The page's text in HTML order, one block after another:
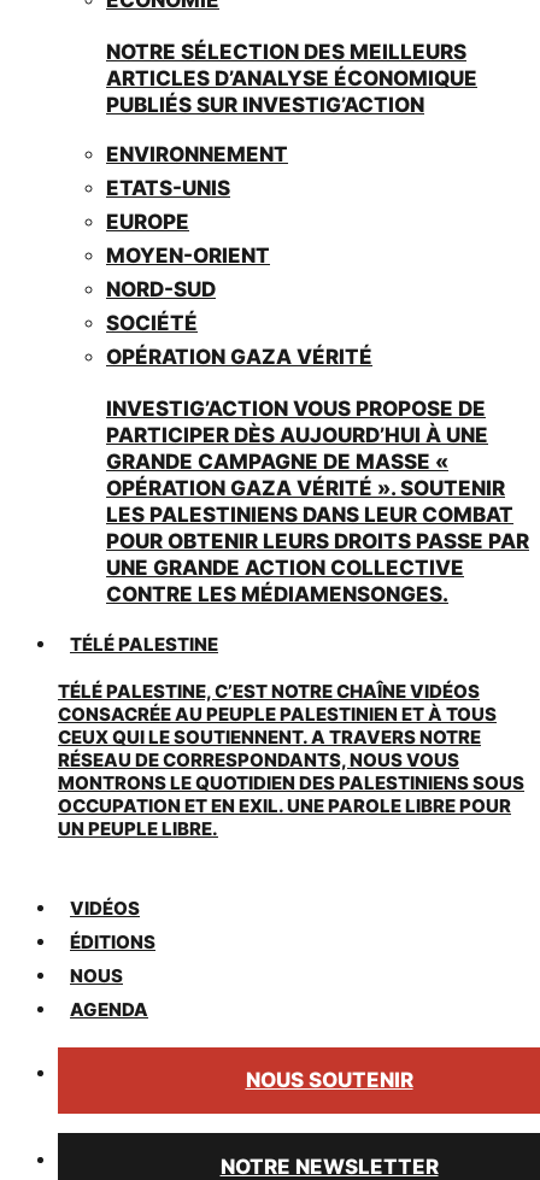
NOTRE SÉLECTION DES MEILLEURS
ARTICLES D’ANALYSE ÉCONOMIQUE
PUBLIÉS SUR INVESTIG’ACTION
ENVIRONNEMENT
ETATS-UNIS
EUROPE
MOYEN-ORIENT
NORD-SUD
SOCIÉTÉ
OPÉRATION GAZA VÉRITÉ
INVESTIG’ACTION VOUS PROPOSE DE
PARTICIPER DÈS AUJOURD’HUI À UNE
GRANDE CAMPAGNE DE MASSE «
OPÉRATION GAZA VÉRITÉ ». SOUTENIR
LES PALESTINIENS DANS LEUR COMBAT
POUR OBTENIR LEURS DROITS PASSE PAR
UNE GRANDE ACTION COLLECTIVE
CONTRE LES MÉDIAMENSONGES.
TÉLÉ PALESTINE
TÉLÉ PALESTINE, C’EST NOTRE CHAÎNE VIDÉOS
CONSACRÉE AU PEUPLE PALESTINIEN ET À TOUS
CEUX QUI LE SOUTIENNENT. A TRAVERS NOTRE
RÉSEAU DE CORRESPONDANTS, NOUS VOUS
MONTRONS LE QUOTIDIEN DES PALESTINIENS SOUS
OCCUPATION ET EN EXIL. UNE PAROLE LIBRE POUR
UN PEUPLE LIBRE.
VIDÉOS
ÉDITIONS
NOUS
AGENDA
NOUS SOUTENIR
NOTRE NEWSLETTER